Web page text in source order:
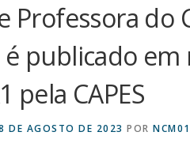
Professora do
é publicado
pela CAPES
DE AGOSTO DE 2023 POR NCM01